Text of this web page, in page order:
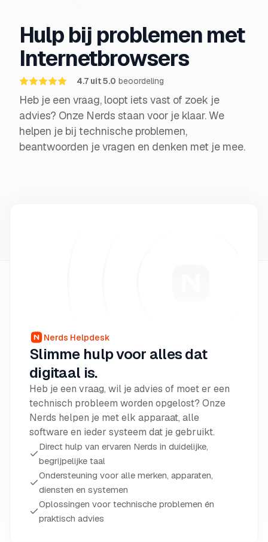
Hulp bij problemen met
Internetbrowsers
4.7 uit 5.0 beoordeling
Heb je een vraag, loopt iets vast of zoek je
advies? Onze Nerds staan voor je klaar. We
helpen je bij technische problemen,
beantwoorden je vragen en denken met je mee.
Nerds Helpdesk
Slimme hulp voor alles dat
digitaal is.
Heb je een vraag, wil je advies of moet er een
technisch probleem worden opgelost? Onze
Nerds helpen je met elk apparaat, alle
software en ieder systeem dat je gebruikt.
Direct hulp van ervaren Nerds in duidelijke,
begrijpelijke taal
Ondersteuning voor alle merken, apparaten,
diensten en systemen
Oplossingen voor technische problemen én
praktisch advies